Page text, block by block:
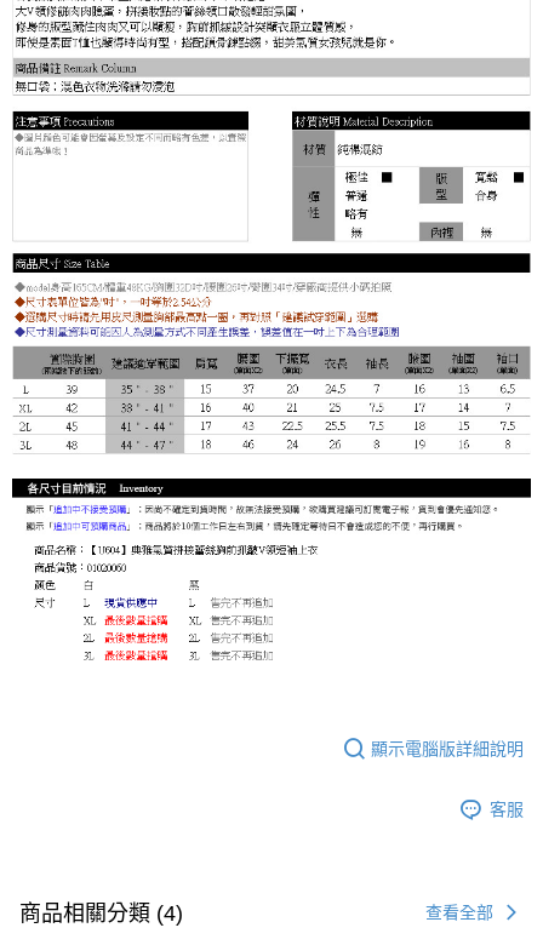
顯示電腦版詳細說明
客服
商品相關分類 (4) 查看全部